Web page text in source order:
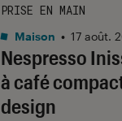
Nespresso
à café
design
PRISE EN MAIN
Maison • 17 août.